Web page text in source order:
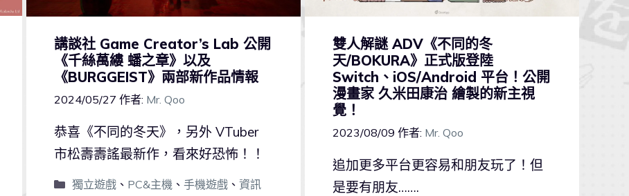
講談社 Game Creator’s Lab 公開
《千絲萬縷 蟠之章》以及
《BURGGEIST》兩部新作品情報
2024/05/27 作者: Mr. Qoo
恭喜《不同的冬天》，另外 VTuber
市松壽壽謠最新作，看來好恐怖！！
獨立遊戲、 PC&主機 、 手機遊戲、 資訊
雙人解謎 ADV《不同的冬
天/BOKURA》正式版登陸
Switch、iOS/Android 平台！公開
漫畫家 久米田康治 繪製的新主視
覺！
2023/08/09 作者: Mr. Qoo
追加更多平台更容易和朋友玩了！但
是要有朋友…….